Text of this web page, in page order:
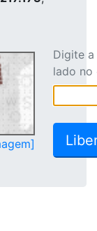
Digite
lado no